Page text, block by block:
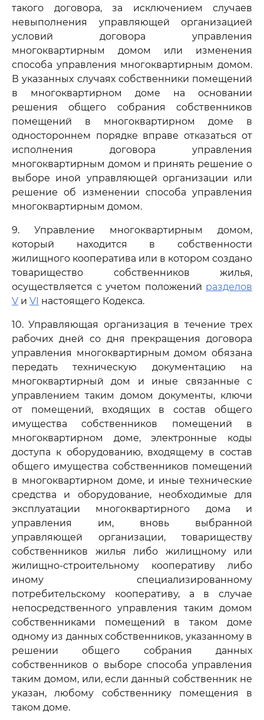
такого договора, за исключением случаев
невыполнения управляющей организацией
условий договора управления
многоквартирным домом или изменения
способа управления многоквартирным домом.
В указанных случаях собственники помещений
в многоквартирном доме на основании
решения общего собрания собственников
помещений в многоквартирном доме в
одностороннем порядке вправе отказаться от
исполнения договора управления
многоквартирным домом и принять решение о
выборе иной управляющей организации или
решение об изменении способа управления
многоквартирным домом.
9. Управление многоквартирным домом,
который находится в собственности
жилищного кооператива или в котором создано
товарищество собственников жилья,
осуществляется с учетом положений разделов
V и VI настоящего Кодекса.
10. Управляющая организация в течение трех
рабочих дней со дня прекращения договора
управления многоквартирным домом обязана
передать техническую документацию на
многоквартирный дом и иные связанные с
управлением таким домом документы, ключи
от помещений, входящих в состав общего
имущества собственников помещений в
многоквартирном доме, электронные коды
доступа к оборудованию, входящему в состав
общего имущества собственников помещений
в многоквартирном доме, и иные технические
средства и оборудование, необходимые для
эксплуатации многоквартирного дома и
управления им, вновь выбранной
управляющей организации, товариществу
собственников жилья либо жилищному или
жилищно-строительному кооперативу либо
иному специализированному
потребительскому кооперативу, а в случае
непосредственного управления таким домом
собственниками помещений в таком доме
одному из данных собственников, указанному в
решении общего собрания данных
собственников о выборе способа управления
таким домом, или, если данный собственник не
указан, любому собственнику помещения в
таком доме.